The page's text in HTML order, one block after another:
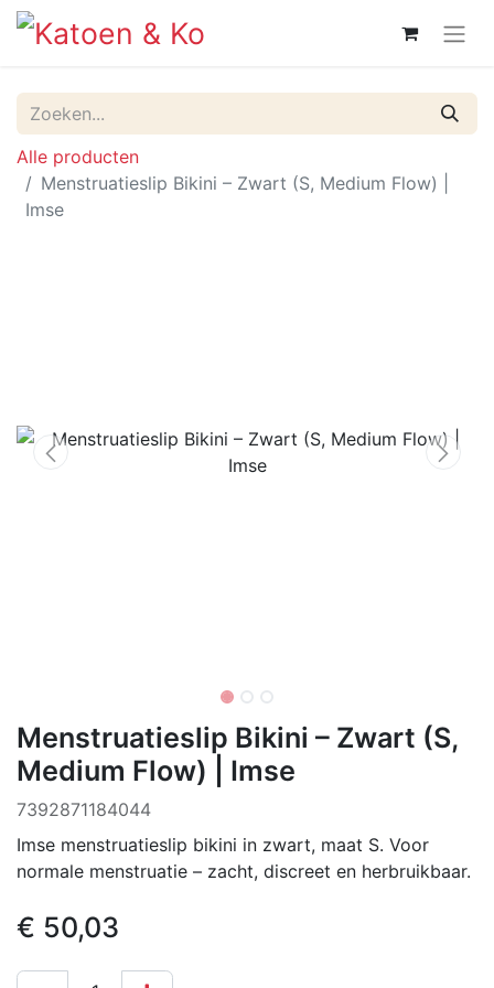
Alle producten
Menstruatieslip Bikini – Zwart (S, Medium Flow) |
Imse
Menstruatieslip Bikini – Zwart (S,
Medium Flow) | Imse
‌7392871184044
Imse menstruatieslip bikini in zwart, maat S. Voor
normale menstruatie – zacht, discreet en herbruikbaar.
€ 50,03